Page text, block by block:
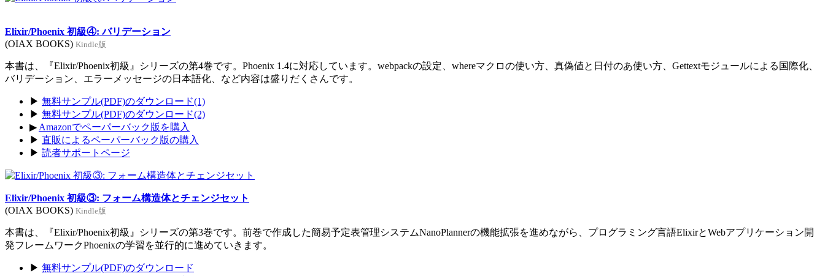
Elixir/Phoenix 初級④: バリデーション
(OIAX BOOKS) Kindle版
本書は、『Elixir/Phoenix初級』シリーズの第4巻です。Phoenix 1.4に対応しています。webpackの設定、whereマクロの使い方、真偽値と日付のあ使い方、Gettextモジュールによる国際化、
バリデーション、エラーメッセージの日本語化、など内容は盛りだくさんです。
▶ 無料サンプル(PDF)のダウンロード(1)
▶ 無料サンプル(PDF)のダウンロード(2)
▶ Amazonでペーパーバック版を購入
▶ 直販によるペーパーバック版の購入
▶ 読者サポートページ
Elixir/Phoenix 初級③: フォーム構造体とチェンジセット
(OIAX BOOKS) Kindle版
本書は、『Elixir/Phoenix初級』シリーズの第3巻です。前巻で作成した簡易予定表管理システムNanoPlannerの機能拡張を進めながら、プログラミング言語ElixirとWebアプリケーション開
発フレームワークPhoenixの学習を並行的に進めていきます。
▶ 無料サンプル(PDF)のダウンロード